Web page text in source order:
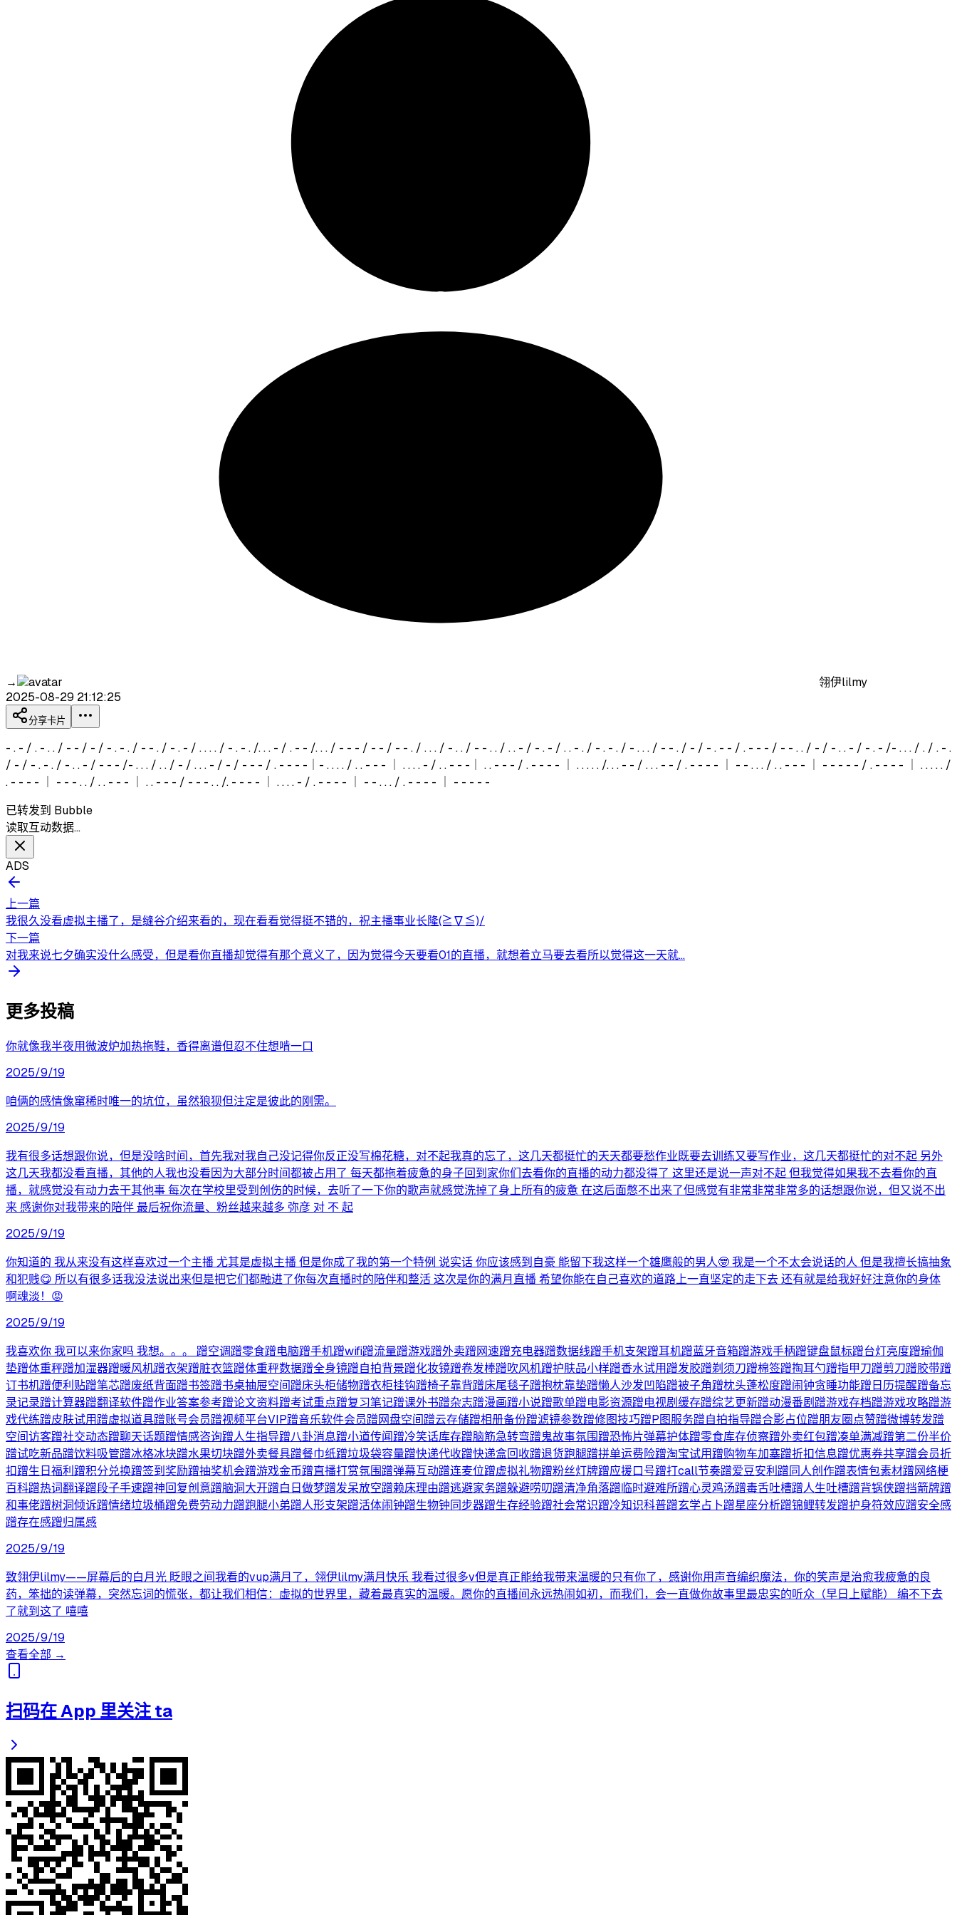
→
翎伊lilmy
2025-08-29 21:12:25
分享卡片
- . - / . - . . / - - / - / - . - . / - - . / - . - / . . . . / - . - . /. . . - / . - - /. . . / - - - / - - / - - . / . . . / - . . / - - . . / . . - / - . - / . . - . / - . - . / - . . . / - - . / - / - . - - / . - - - / - - . . / - / - . . - / - . - /- . . . / . / . - .
/ - / - . - . / - . . - / - - - /- . . . / . . / - / . . . - / - / - - - / . - - - -｜- . . . . / . . - - - ｜ . . . . - / . . - - -｜ . . - - - / . - - - - ｜ . . . . . /. . . - - / . . . - - / . - - - - ｜ - - . . . / . . - - - ｜ - - - - - / . - - - - ｜ . . . . . /
. - - - - ｜ - - - . . / . . - - - ｜ . . - - - / - - - . . /. - - - - ｜ . . . . - / . - - - - ｜ - - . . . / . - - - - ｜ - - - - -
已转发到 Bubble
读取互动数据…
ADS
上一篇
我很久没看虚拟主播了，是缝谷介绍来看的，现在看看觉得挺不错的，祝主播事业长隆(≧∇≦)/
下一篇
对我来说七夕确实没什么感受，但是看你直播却觉得有那个意义了，因为觉得今天要看01的直播，就想着立马要去看所以觉得这一天就...
更多投稿
你就像我半夜用微波炉加热拖鞋，香得离谱但忍不住想啃一口
2025/9/19
咱俩的感情像窜稀时唯一的坑位，虽然狼狈但注定是彼此的刚需。
2025/9/19
我有很多话想跟你说，但是没啥时间，首先我对我自己没记得你反正没写棉花糖，对不起我真的忘了，这几天都挺忙的天天都要愁作业既要去训练又要写作业，这几天都挺忙的对不起 另外
这几天我都没看直播，其他的人我也没看因为大部分时间都被占用了 每天都拖着疲惫的身子回到家你们去看你的直播的动力都没得了 这里还是说一声对不起 但我觉得如果我不去看你的直
播，就感觉没有动力去干其他事 每次在学校里受到创伤的时候，去听了一下你的歌声就感觉洗掉了身上所有的疲惫 在这后面憋不出来了但感觉有非常非常非常多的话想跟你说，但又说不出
来 感谢你对我带来的陪伴 最后祝你流量、粉丝越来越多 弥彦 对 不 起
2025/9/19
你知道的 我从来没有这样喜欢过一个主播 尤其是虚拟主播 但是你成了我的第一个特例 说实话 你应该感到自豪 能留下我这样一个雄鹰般的男人🤓 我是一个不太会说话的人 但是我擅长搞抽象
和犯贱😋 所以有很多话我没法说出来但是把它们都融进了你每次直播时的陪伴和整活 这次是你的满月直播 希望你能在自己喜欢的道路上一直坚定的走下去 还有就是给我好好注意你的身体
啊魂淡！😡
2025/9/19
我喜欢你 我可以来你家吗 我想。。。 蹭空调蹭零食蹭电脑蹭手机蹭wifi蹭流量蹭游戏蹭外卖蹭网速蹭充电器蹭数据线蹭手机支架蹭耳机蹭蓝牙音箱蹭游戏手柄蹭键盘鼠标蹭台灯亮度蹭瑜伽
垫蹭体重秤蹭加湿器蹭暖风机蹭衣架蹭脏衣篮蹭体重秤数据蹭全身镜蹭自拍背景蹭化妆镜蹭卷发棒蹭吹风机蹭护肤品小样蹭香水试用蹭发胶蹭剃须刀蹭棉签蹭掏耳勺蹭指甲刀蹭剪刀蹭胶带蹭
订书机蹭便利贴蹭笔芯蹭废纸背面蹭书签蹭书桌抽屉空间蹭床头柜储物蹭衣柜挂钩蹭椅子靠背蹭床尾毯子蹭抱枕靠垫蹭懒人沙发凹陷蹭被子角蹭枕头蓬松度蹭闹钟贪睡功能蹭日历提醒蹭备忘
录记录蹭计算器蹭翻译软件蹭作业答案参考蹭论文资料蹭考试重点蹭复习笔记蹭课外书蹭杂志蹭漫画蹭小说蹭歌单蹭电影资源蹭电视剧缓存蹭综艺更新蹭动漫番剧蹭游戏存档蹭游戏攻略蹭游
戏代练蹭皮肤试用蹭虚拟道具蹭账号会员蹭视频平台VIP蹭音乐软件会员蹭网盘空间蹭云存储蹭相册备份蹭滤镜参数蹭修图技巧蹭P图服务蹭自拍指导蹭合影占位蹭朋友圈点赞蹭微博转发蹭
空间访客蹭社交动态蹭聊天话题蹭情感咨询蹭人生指导蹭八卦消息蹭小道传闻蹭冷笑话库存蹭脑筋急转弯蹭鬼故事氛围蹭恐怖片弹幕护体蹭零食库存侦察蹭外卖红包蹭凑单满减蹭第二份半价
蹭试吃新品蹭饮料吸管蹭冰格冰块蹭水果切块蹭外卖餐具蹭餐巾纸蹭垃圾袋容量蹭快递代收蹭快递盒回收蹭退货跑腿蹭拼单运费险蹭淘宝试用蹭购物车加塞蹭折扣信息蹭优惠券共享蹭会员折
扣蹭生日福利蹭积分兑换蹭签到奖励蹭抽奖机会蹭游戏金币蹭直播打赏氛围蹭弹幕互动蹭连麦位蹭虚拟礼物蹭粉丝灯牌蹭应援口号蹭打call节奏蹭爱豆安利蹭同人创作蹭表情包素材蹭网络梗
百科蹭热词翻译蹭段子手速蹭神回复创意蹭脑洞大开蹭白日做梦蹭发呆放空蹭赖床理由蹭逃避家务蹭躲避唠叨蹭清净角落蹭临时避难所蹭心灵鸡汤蹭毒舌吐槽蹭人生吐槽蹭背锅侠蹭挡箭牌蹭
和事佬蹭树洞倾诉蹭情绪垃圾桶蹭免费劳动力蹭跑腿小弟蹭人形支架蹭活体闹钟蹭生物钟同步器蹭生存经验蹭社会常识蹭冷知识科普蹭玄学占卜蹭星座分析蹭锦鲤转发蹭护身符效应蹭安全感
蹭存在感蹭归属感
2025/9/19
致翎伊lilmy——屏幕后的白月光 眨眼之间我看的vup满月了，翎伊lilmy满月快乐 我看过很多v但是真正能给我带来温暖的只有你了，感谢你用声音编织魔法，你的笑声是治愈我疲惫的良
药，笨拙的读弹幕，突然忘词的慌张，都让我们相信：虚拟的世界里，藏着最真实的温暖。愿你的直播间永远热闹如初，而我们，会一直做你故事里最忠实的听众（早日上赋能） 编不下去
了就到这了 嘻嘻
2025/9/19
查看全部 →
扫码在 App 里关注 ta